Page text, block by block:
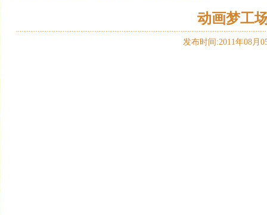
动画梦工
发布时间:2011年08月